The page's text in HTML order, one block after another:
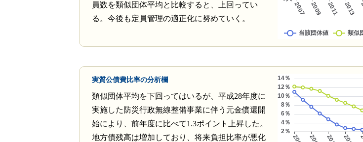
員数を類似団体平均と比較すると、上回ってい
る。今後も定員管理の適正化に努めていく。
実質公債費比率の分析欄
類似団体平均を下回ってはいるが、平成28年度に
実施した防災行政無線整備事業に伴う元金償還開
始により、前年度に比べて1.3ポイント上昇した。
地方債残高は増加しており、将来負担比率が悪化